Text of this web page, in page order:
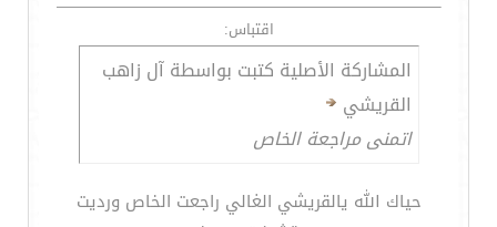
اقتباس:
المشاركة الأصلية كتبت بواسطة آل زاهب
القريشي
اتمنى مراجعة الخاص
حياك الله يالقريشي الغالي راجعت الخاص ورديت